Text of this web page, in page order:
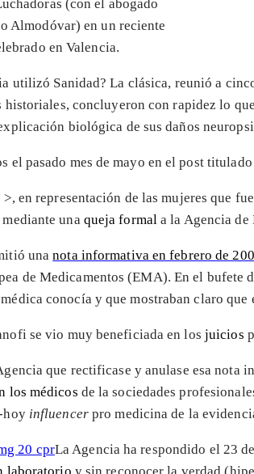
(con el abogado
Almodóvar) en un reciente
en Valencia.
utilizó Sanidad? La clásica, reunió a
historiales, concluyeron con rapidez lo
biológica de sus daños
el pasado mes de mayo en el post titulado
>, en representación de las mujeres que
una queja formal a la Agencia
unanota informativa en febrero de
de Medicamentos (EMA). En el bufete
conocía y que mostraban claro
se vio muy beneficiada en los juicios
que rectificase y anulase esa nota
los médicos de la sociedades
hoy influencerpro medicina de la
La Agencia ha respondido el 23